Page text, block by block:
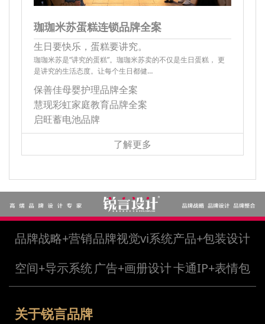
珈珈米苏蛋糕连锁品牌全案
生日要快乐，蛋糕要讲究。
珈珈米苏是“讲究的蛋糕”。珈珈米苏卖的不仅是生日蛋糕， 更
是讲究的生活态度。让每个生日都健…
保善佳母婴护理品牌全案
慧现彩虹家庭教育品牌全案
启旺蓄电池品牌
了解更多
品牌战略+营销品牌视觉vi系统产品+包装设计
空间+导示系统广告+画册设计卡通IP+表情包
关于锐言品牌